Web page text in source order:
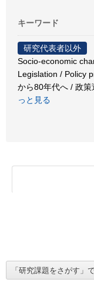
キーワード
研究代表者以外
Socio-economic
Legislation / Policy
から80年代へ / 政
っと見る